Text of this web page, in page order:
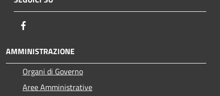
AMMINISTRAZIONE
Organi di Governo
Aree Amministrative